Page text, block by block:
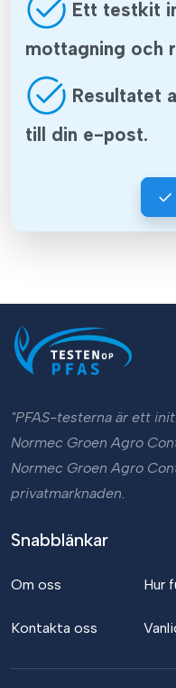
Ett testkit
mottagning och
Resultatet
till din e-post.
"PFAS-testerna är ett
Normec Groen Agro
Normec Groen Agro
privatmarknaden.
Snabblänkar
Om oss
Kontakta oss
Hur